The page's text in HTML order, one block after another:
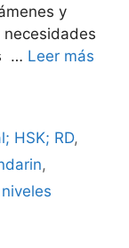
y
… Leer más
HSK; RD,
,
niveles